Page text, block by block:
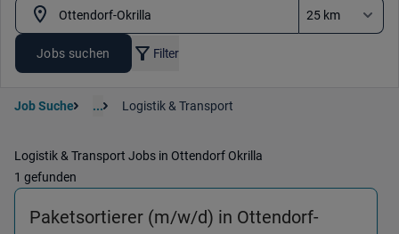
Jobs suchen Filter
Job Suche ... Logistik & Transport
Logistik & Transport Jobs in Ottendorf Okrilla
1 gefunden
Paketsortierer (m/w/d) in Ottendorf-